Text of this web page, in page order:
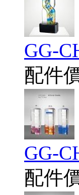
GG-
配件
GG-
配件